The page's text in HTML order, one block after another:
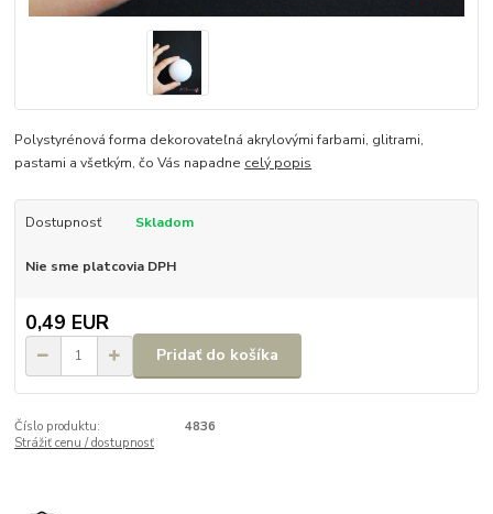
Polystyrénová forma dekorovateľná akrylovými farbami, glitrami,
pastami a všetkým, čo Vás napadne celý popis
Dostupnosť Skladom
Nie sme platcovia DPH
0,49 EUR
Pridať do košíka
Číslo produktu:
4836
Strážiť cenu / dostupnosť